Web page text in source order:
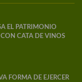
EL PATRIMONIO
CATA DE VINOS
FORMA DE EJERCER